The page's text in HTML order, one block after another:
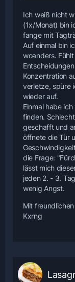
Ich weiß nicht
(1x/Monat) bin
fange mit
Auf einmal bin
woanders.
Konzentration
verletze, spüre
wieder auf.
Einmal habe
finden.
geschafft und
öffnete die Tür
die Frage:
lässt mich
jeden 2. - 3.
wenig Angst.
Mit
Kxrng